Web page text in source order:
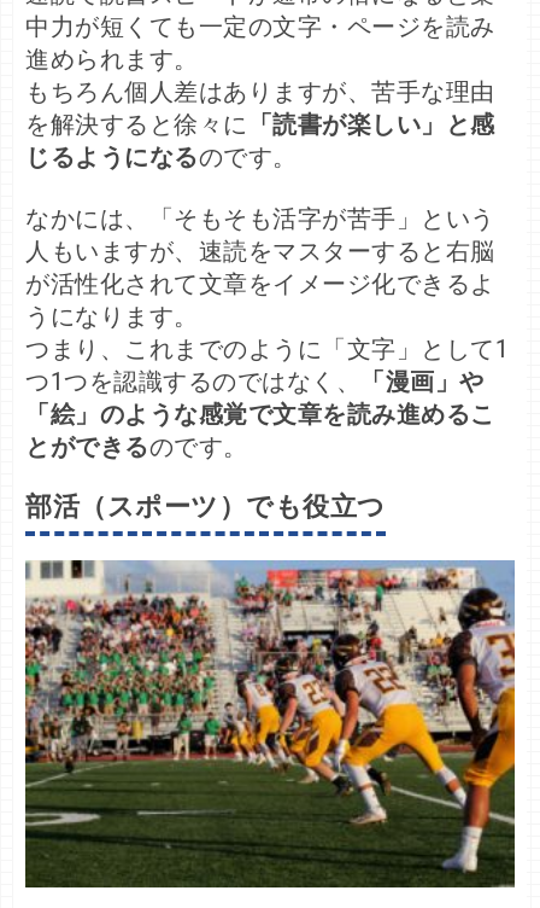
中力が短くても一定の文字・ページを読み
進められます。
もちろん個人差はありますが、苦手な理由
を解決すると徐々に
「読書が楽しい」と感
じるようになるのです。
なかには、「そもそも活字が苦手」という
人もいますが、速読をマスターすると右脳
が活性化されて文章をイメージ化できるよ
うになります。
つまり、これまでのように「文字」として1
つ1つを認識するのではなく、
「漫画」や
「絵」のような感覚で文章を読み進めるこ
とができるのです。
部活（スポーツ）でも役立つ